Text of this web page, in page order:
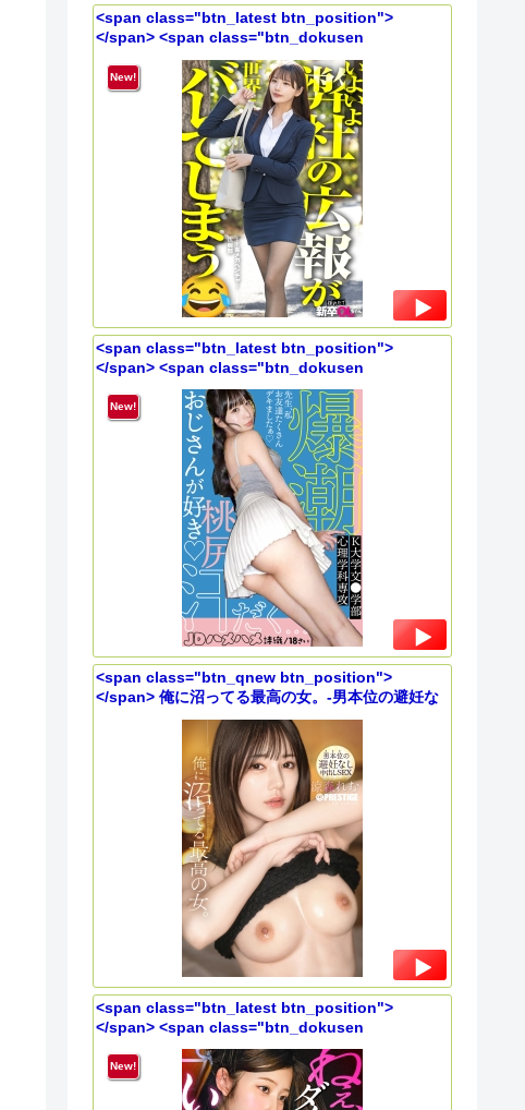
<span class="btn_latest btn_position">
</span> <span class="btn_dokusen
btn_position"></span> 【新人】よく笑う女って
良いよな！！学生タレントあがりの広報とか100%
顔採用だと思うじゃん？いや、話したら分かるよ頭
の回転相当早いwww
New!
<span class="btn_latest btn_position">
</span> <span class="btn_dokusen
btn_position"></span> 発情しすぎて汗だく。気
持ち良すぎて痙攣イキ潮吹き。若いってすばらし
い。ぴちぴち10代と朦朧とするまで汗まみれ汁まみ
れSEX。 【JDハメハメ_001】
New!
<span class="btn_qnew btn_position">
</span> 俺に沼ってる最高の女。-男本位の避妊な
し中出しSEX- 涼森れむ【限定特典映像15分付き】
<span class="btn_latest btn_position">
</span> <span class="btn_dokusen
btn_position"></span> コレに耐えられるはずが
ないんだよなぁwwしかもこんな爆美女で税理士っ
て、エロすぎるて。。賢い女の御法度チ◯ポにうっ
とりするメスの表情、堪らんです。。騎乗位なんて
New!